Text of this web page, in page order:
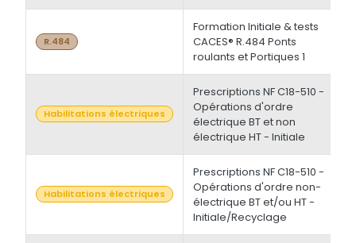
R.484
Formation Initiale & tests
CACES® R.484 Ponts
roulants et Portiques 1
Habilitations électriques
Prescriptions NF C18-510 -
Opérations d'ordre
électrique BT et non
électrique HT - Initiale
Habilitations électriques
Prescriptions NF C18-510 -
Opérations d'ordre non-
électrique BT et/ou HT -
Initiale/Recyclage